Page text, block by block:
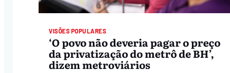
VISÕES POPULARES
‘O povo não deveria pagar o preço
da privatização do metrô de BH’,
dizem metroviários